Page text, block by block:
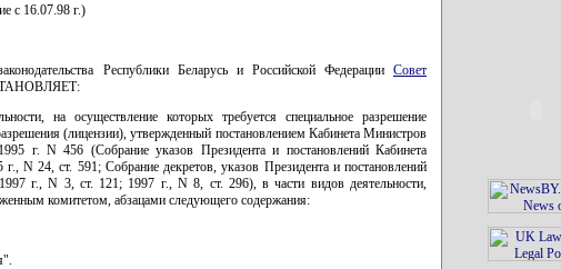
с 16.07.98 г.)
Республики Беларусь и Российской Федерации Совет
на осуществление которых требуется специальное разрешение
(лицензии), утвержденный постановлением Кабинета Министров
г. N 456 (Собрание указов Президента и постановлений Кабинета
N 24, ст. 591; Собрание декретов, указов Президента и постановлений
г., N 3, ст. 121; 1997 г., N 8, ст. 296), в части видов деятельности,
комитетом, абзацами следующего содержания: